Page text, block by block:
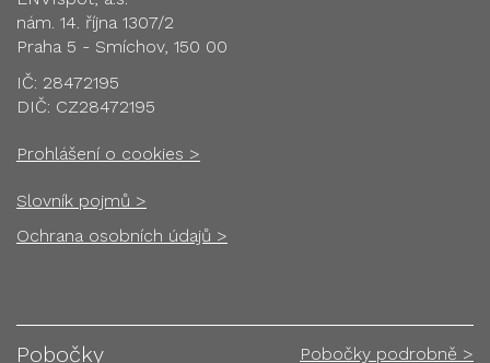
nám. 14. října 1307/2
Praha 5 - Smíchov, 150 00
IČ: 28472195
DIČ: CZ28472195
Prohlášení o cookies >
Slovník pojmů >
Ochrana osobních údajů >
Pobočky Pobočky podrobně >